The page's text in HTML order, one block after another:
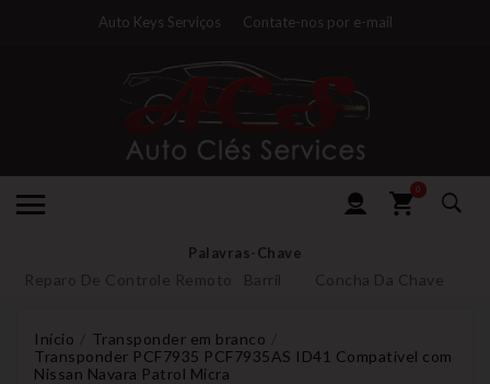
Auto Keys Serviços Contate-nos por e-mail
0
Palavras-Chave
Reparo De Controle Remoto Barril Concha Da Chave
Início
Transponder em branco
Transponder PCF7935 PCF7935AS ID41 Compatível com
Nissan Navara Patrol Micra